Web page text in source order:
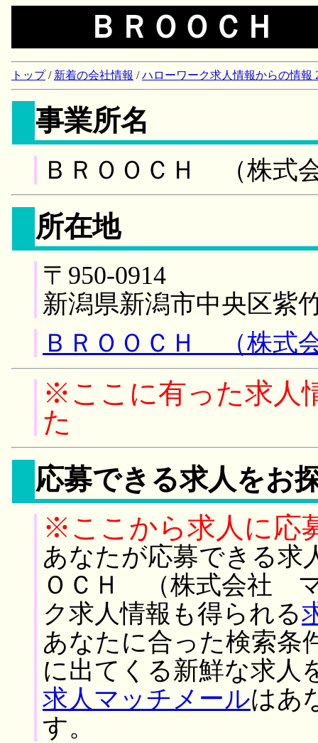
ＢＲＯＯＣＨ
トップ/ 新着の会社情報 /ハローワーク求人情報からの情報
事業所名
ＢＲＯＯＣＨ （株式
所在地
〒950-0914
新潟県新潟市中央区紫
ＢＲＯＯＣＨ （株式
※ここに有った求人
た
応募できる求人をお
※ここから求人に応
あなたが応募できる求
ＯＣＨ （株式会社
ク求人情報も得られる
あなたに合った検索条
に出てくる新鮮な求人
求人マッチメールはあ
す。